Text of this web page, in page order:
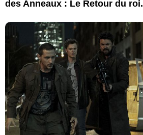
des Anneaux : Le Retour du roi.